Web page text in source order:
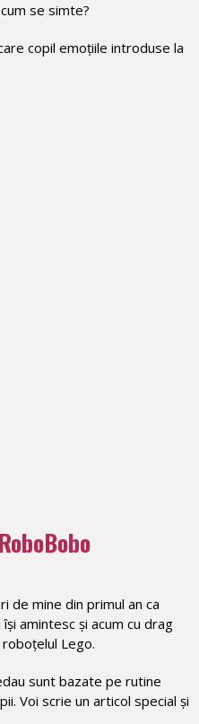
se simte?
copil emoțiile introduse la
de mine din primul an ca
amintesc și acum cu drag
Lego.
sunt bazate pe rutine
Voi scrie un articol special și